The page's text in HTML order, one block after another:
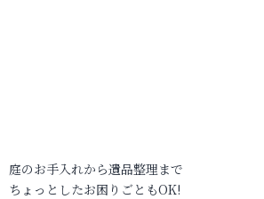
庭のお手入れから遺品整理まで
ちょっとしたお困りごともOK!